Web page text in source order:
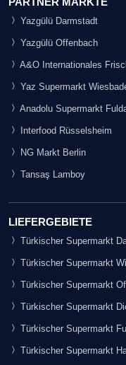
Yazgülü Darmstadt
Yazgülü Offenbach
A&O Internationales
Yaz Supermarkt
Anadolu Supermarkt
Interfood Rüsselsheim
NG Markt Berlin
Tansaş Lamboy
LIEFERGEBIETE
Türkischer Supermarkt
Türkischer Supermarkt
Türkischer Supermarkt
Türkischer Supermarkt
Türkischer Supermarkt
Türkischer Supermarkt